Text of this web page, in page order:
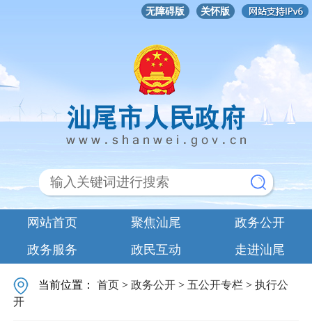
无障碍版 关怀版
网站首页 聚焦汕尾
政务公开
政务服务
政民互动 走进汕尾
当前位置：首页 >政务公开 > 五公开专栏 >执行公
开